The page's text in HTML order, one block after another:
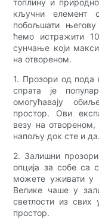
топлину и
кључни елемент
побољшати
ћемо истражити
сунчање који
на отвореном.
1. Прозори од пода
спрата је
омогућавају
простор. Ови
везу на
напољу док сте и
2. Залишни
опција за собе са
можете уживати у
Велике чаше у
светлости из свих
простор.